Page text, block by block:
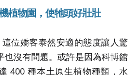
植物園，使牠頭好壯壯
位嬌客泰然安適的態度讓人驚
也沒有問題。或許是因為科博館
400 種本土原生植物種類，水